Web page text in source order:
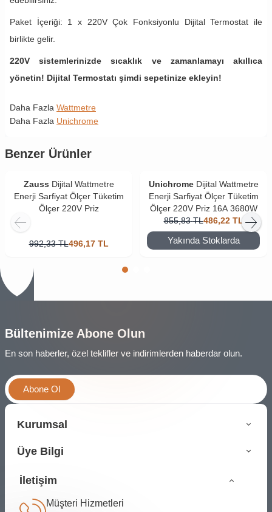
Paket İçeriği: 1 x 220V Çok Fonksiyonlu Dijital Termostat ile
birlikte gelir.
220V sistemlerinizde sıcaklık ve zamanlamayı akıllıca
yönetin! Dijital Termostatı şimdi sepetinize ekleyin!
Daha Fazla Wattmetre
Daha Fazla Unichrome
Benzer Ürünler
Zauss Dijital Wattmetre
Enerji Sarfiyat Ölçer Tüketim
Ölçer 220V Priz
992,33 TL496,17 TL
Unichrome Dijital Wattmetre
Enerji Sarfiyat Ölçer Tüketim
Ölçer 220V Priz 16A 3680W
855,83 TL486,22 TL
Yakında Stoklarda
Bültenimize Abone Olun
En son haberler, özel teklifler ve indirimlerden haberdar olun.
Abone Ol
Kurumsal
Üye Bilgi
İletişim
Müşteri Hizmetleri